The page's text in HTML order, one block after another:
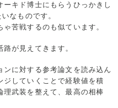
キド博士にもらうひっかきし
なものです。
苦戦するのも似ています。
が見えてきます。
に対する参考論文を読み込ん
ジしていくことで経験値を積
武装を整えて、最高の相棒